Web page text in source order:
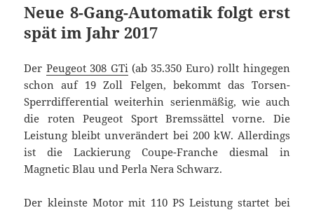
Neue 8-Gang-Automatik folgt erst
spät im Jahr 2017
Der Peugeot 308 GTi (ab 35.350 Euro) rollt hingegen
schon auf 19 Zoll Felgen, bekommt das Torsen-
Sperrdifferential weiterhin serienmäßig, wie auch
die roten Peugeot Sport Bremssättel vorne. Die
Leistung bleibt unverändert bei 200 kW. Allerdings
ist die Lackierung Coupe-Franche diesmal in
Magnetic Blau und Perla Nera Schwarz.
Der kleinste Motor mit 110 PS Leistung startet bei